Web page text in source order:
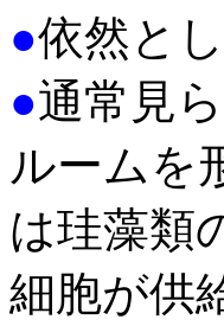
●依然と
●通常見
ルームを
は珪藻類
細胞が供